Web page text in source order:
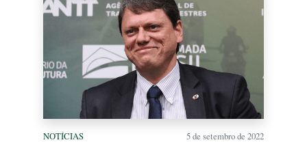
NOTÍCIAS 5 de setembro de 2022